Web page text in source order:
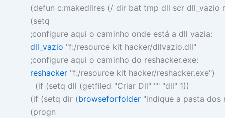
(defun c:makedllres (/ dir bat tmp dll scr dll_vazio
(setq
;configure aqui o caminho onde está a dll vazia:
dll_vazio "f:/resource kit hacker/dllvazio.dll"
;configure aqui o caminho do reshacker.exe:
reshacker "f:/resource kit hacker/reshacker.exe")
(if (setq dll (getfiled "Criar Dll" "" "dll" 1))
(if (setq dir (browseforfolder "indique a pasta dos
(progn